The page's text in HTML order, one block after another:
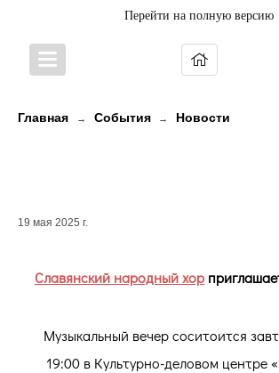
Перейти на полную версию
Главная → События → Новости
19 мая 2025 г.
Славянский народный хор
Музыкальный вечер соситоится
19:00 в Культурно-деловом центре